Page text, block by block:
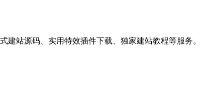
站源码、实用特效插件下载、独家建站教程等服务。